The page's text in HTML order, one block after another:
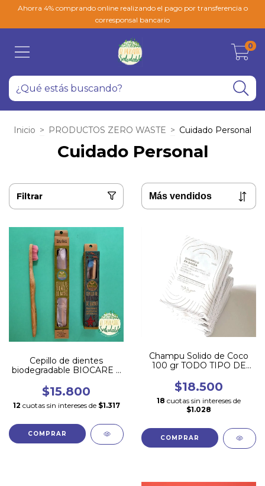
Ahorra 4% comprando online realizando el pago por transferencia o
corresponsal bancario
0
Inicio > PRODUCTOS ZERO WASTE > Cuidado Personal
Cuidado Personal
Filtrar
Cepillo de dientes
biodegradable BIOCARE Y
$15.800
12 cuotas sin intereses de $1.317
COMPRAR
Champu Solido de Coco
100 gr TODO TIPO DE
$18.500
18 cuotas sin intereses de
$1.028